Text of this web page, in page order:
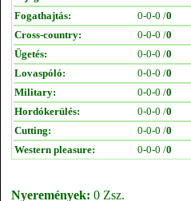
Fogathajtás:
0-0-0 /0
Cross-country:
0-0-0 /0
Ügetés:
0-0-0 /0
Lovaspóló:
0-0-0 /0
Military:
0-0-0 /0
Hordókerülés:
0-0-0 /0
Cutting:
0-0-0 /0
Western pleasure:
0-0-0 /0
Nyeremények: 0 Zsz.